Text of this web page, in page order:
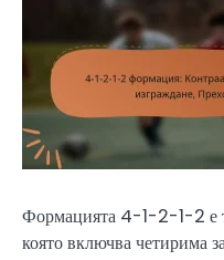
Формацията 4-1-2-1-2 е
която включва четирима